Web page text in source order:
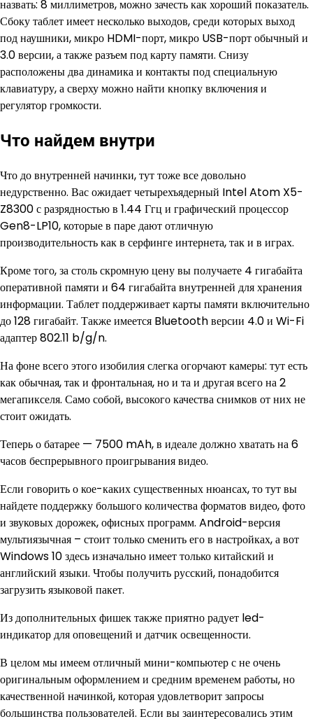
назвать: 8 миллиметров, можно зачесть как хороший показатель.
Сбоку таблет имеет несколько выходов, среди которых выход
под наушники, микро HDMI-порт, микро USB-порт обычный и
3.0 версии, а также разъем под карту памяти. Снизу
расположены два динамика и контакты под специальную
клавиатуру, а сверху можно найти кнопку включения и
регулятор громкости.
Что найдем внутри
Что до внутренней начинки, тут тоже все довольно
недурственно. Вас ожидает четырехъядерный Intel Atom X5-
Z8300 с разрядностью в 1.44 Ггц и графический процессор
Gen8-LP10, которые в паре дают отличную
производительность как в серфинге интернета, так и в играх.
Кроме того, за столь скромную цену вы получаете 4 гигабайта
оперативной памяти и 64 гигабайта внутренней для хранения
информации. Таблет поддерживает карты памяти включительно
до 128 гигабайт. Также имеется Bluetooth версии 4.0 и Wi-Fi
адаптер 802.11 b/g/n.
На фоне всего этого изобилия слегка огорчают камеры: тут есть
как обычная, так и фронтальная, но и та и другая всего на 2
мегапикселя. Само собой, высокого качества снимков от них не
стоит ожидать.
Теперь о батарее — 7500 mAh, в идеале должно хватать на 6
часов беспрерывного проигрывания видео.
Если говорить о кое-каких существенных нюансах, то тут вы
найдете поддержку большого количества форматов видео, фото
и звуковых дорожек, офисных программ. Android-версия
мультиязычная – стоит только сменить его в настройках, а вот
Windows 10 здесь изначально имеет только китайский и
английский языки. Чтобы получить русский, понадобится
загрузить языковой пакет.
Из дополнительных фишек также приятно радует led-
индикатор для оповещений и датчик освещенности.
В целом мы имеем отличный мини-компьютер с не очень
оригинальным оформлением и средним временем работы, но
качественной начинкой, которая удовлетворит запросы
большинства пользователей. Если вы заинтересовались этим